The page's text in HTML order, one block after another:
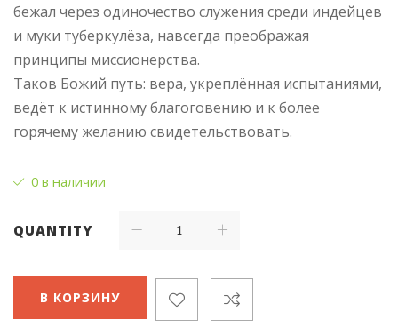
бежал через одиночество служения среди индейцев
и муки туберкулёза, навсегда преображая
принципы миссионерства.
Таков Божий путь: вера, укреплённая испытаниями,
ведёт к истинному благоговению и к более
горячему желанию свидетельствовать.
0 в наличии
QUANTITY
В КОРЗИНУ